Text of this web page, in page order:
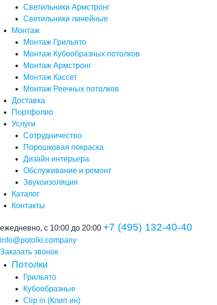
Светильники Армстронг
Светильники линейные
Монтаж
Монтаж Грильято
Монтаж Кубообразных потолков
Монтаж Армстронг
Монтаж Кассет
Монтаж Реечных потолков
Доставка
Портфолио
Услуги
Сотрудничество
Порошковая покраска
Дизайн интерьера
Обслуживание и ремонт
Звукоизоляция
Каталог
Контакты
ежедневно, с 10:00 до 20:00 +7 (495) 132-40-40
info@potolki.company
Заказать звонок
Потолки
Грильято
Кубообразные
Clip in (Клип ин)